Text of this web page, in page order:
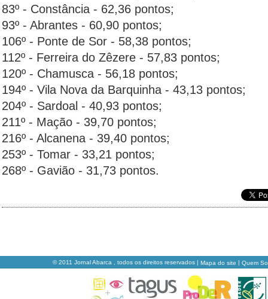
83º - Constância - 62,36 pontos;
93º - Abrantes - 60,90 pontos;
106º - Ponte de Sor - 58,38 pontos;
112º - Ferreira do Zêzere - 57,83 pontos;
120º - Chamusca - 56,18 pontos;
194º - Vila Nova da Barquinha - 43,13 pontos;
204º - Sardoal - 40,93 pontos;
211º - Mação - 39,70 pontos;
216º - Alcanena - 39,40 pontos;
253º - Tomar - 33,21 pontos;
268º - Gavião - 31,73 pontos.
© 2011 Jornal Abarca , todos os direitos reservados | Mapa do site | Quem